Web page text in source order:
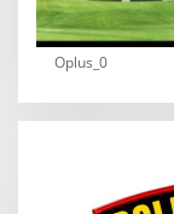
Oplus_0